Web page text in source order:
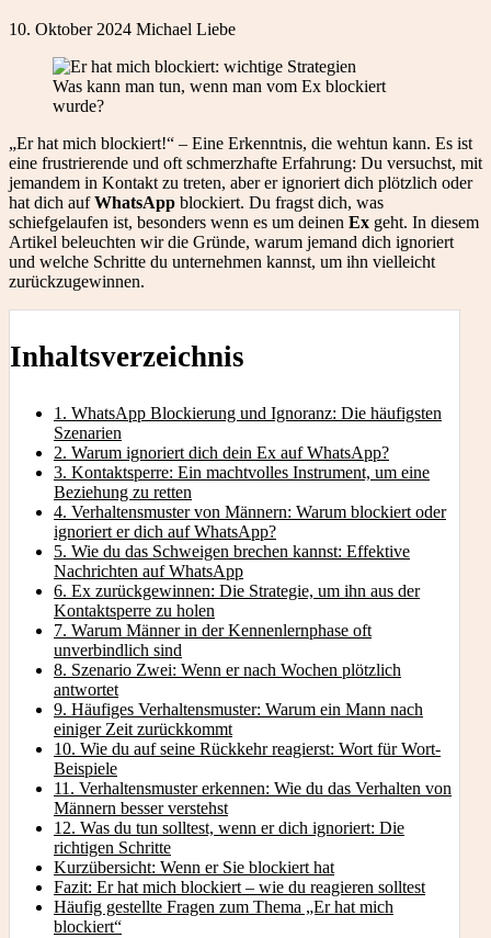
10. Oktober 2024 Michael Liebe
Was kann man tun, wenn man vom Ex blockiert
wurde?
„Er hat mich blockiert!“ – Eine Erkenntnis, die wehtun kann. Es ist
eine frustrierende und oft schmerzhafte Erfahrung: Du versuchst, mit
jemandem in Kontakt zu treten, aber er ignoriert dich plötzlich oder
hat dich aufWhatsApp blockiert. Du fragst dich, was
schiefgelaufen ist, besonders wenn es um deinen Ex geht. In diesem
Artikel beleuchten wir die Gründe, warum jemand dich ignoriert
und welche Schritte du unternehmen kannst, um ihn vielleicht
zurückzugewinnen.
Inhaltsverzeichnis
1. WhatsApp Blockierung und Ignoranz: Die häufigsten
Szenarien
2. Warum ignoriert dich dein Ex auf WhatsApp?
3. Kontaktsperre: Ein machtvolles Instrument, um eine
Beziehung zu retten
4. Verhaltensmuster von Männern: Warum blockiert oder
ignoriert er dich auf WhatsApp?
5. Wie du das Schweigen brechen kannst: Effektive
Nachrichten auf WhatsApp
6. Ex zurückgewinnen: Die Strategie, um ihn aus der
Kontaktsperre zu holen
7. Warum Männer in der Kennenlernphase oft
unverbindlich sind
8. Szenario Zwei: Wenn er nach Wochen plötzlich
antwortet
9. Häufiges Verhaltensmuster: Warum ein Mann nach
einiger Zeit zurückkommt
10. Wie du auf seine Rückkehr reagierst: Wort für Wort-
Beispiele
11. Verhaltensmuster erkennen: Wie du das Verhalten von
Männern besser verstehst
12. Was du tun solltest, wenn er dich ignoriert: Die
richtigen Schritte
Kurzübersicht: Wenn er Sie blockiert hat
Fazit: Er hat mich blockiert – wie du reagieren solltest
Häufig gestellte Fragen zum Thema „Er hat mich
blockiert“